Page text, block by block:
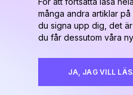
många andra artiklar
du signa upp dig, det
du får dessutom våra
JA, JAG VILL